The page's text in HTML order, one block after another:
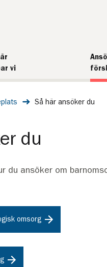
vi
Så här ansöker du
du
du ansöker om
omsorg